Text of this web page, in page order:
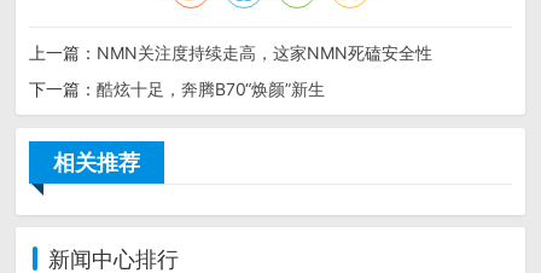
上一篇： NMN关注度持续走高，这家NMN死磕安全性
下一篇：​酷炫十足，奔腾B70“焕颜”新生
相关推荐
新闻中心排行